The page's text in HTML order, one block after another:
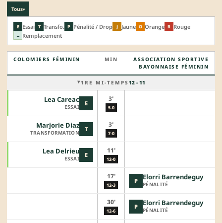
Tous▾
E Essai T Transfo. P Pénalité / Drop J Jaune O Orange R Rouge
↔ Remplacement
COLOMIERS FÉMININ MIN
ASSOCIATION SPORTIVE
BAYONNAISE FÉMININ
1RE MI-TEMPS 12 - 11
E
Lea Careac
ESSAI
3'
5-0
T
Marjorie Diaz
TRANSFORMATION
3'
7-0
E
Lea Delrieu
ESSAI
11'
12-0
17'
12-3
P Elorri Barrendeguy
PÉNALITÉ
30'
12-6
P Elorri Barrendeguy
PÉNALITÉ